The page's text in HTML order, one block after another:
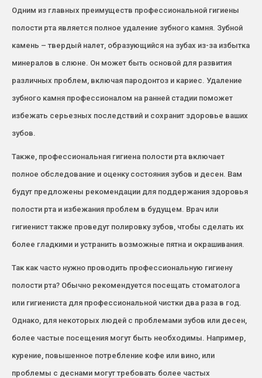
Одним из главных преимуществ профессиональной гигиены
полости рта является полное удаление зубного камня. Зубной
камень – твердый налет, образующийся на зубах из-за избытка
минералов в слюне. Он может быть основой для развития
различных проблем, включая пародонтоз и кариес. Удаление
зубного камня профессионалом на ранней стадии поможет
избежать серьезных последствий и сохранит здоровье ваших
зубов.
Также, профессиональная гигиена полости рта включает
полное обследование и оценку состояния зубов и десен. Вам
будут предложены рекомендации для поддержания здоровья
полости рта и избежания проблем в будущем. Врач или
гигиенист также проведут полировку зубов, чтобы сделать их
более гладкими и устранить возможные пятна и окрашивания.
Так как часто нужно проводить профессиональную гигиену
полости рта? Обычно рекомендуется посещать стоматолога
или гигиениста для профессиональной чистки два раза в год.
Однако, для некоторых людей с проблемами зубов или десен,
более частые посещения могут быть необходимы. Например,
курение, повышенное потребление кофе или вино, или
проблемы с деснами могут требовать более частых